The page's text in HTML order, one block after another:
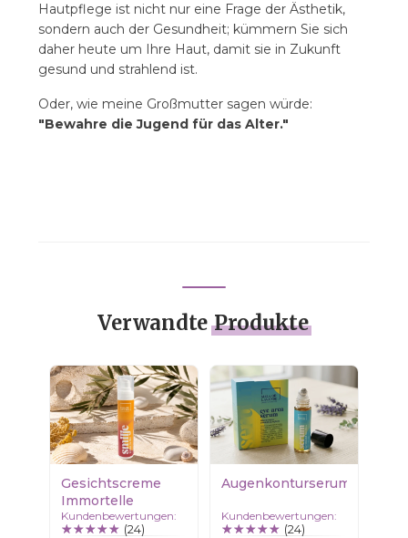
Hautpflege ist nicht nur eine Frage der Ästhetik,
sondern auch der Gesundheit; kümmern Sie sich
daher heute um Ihre Haut, damit sie in Zukunft
gesund und strahlend ist.
Oder, wie meine Großmutter sagen würde:
"Bewahre die Jugend für das Alter."
VerwandteProdukte
Gesichtscreme
Immortelle
Kundenbewertungen:
(24)
Augenkonturserum
Kundenbewertungen:
(24)